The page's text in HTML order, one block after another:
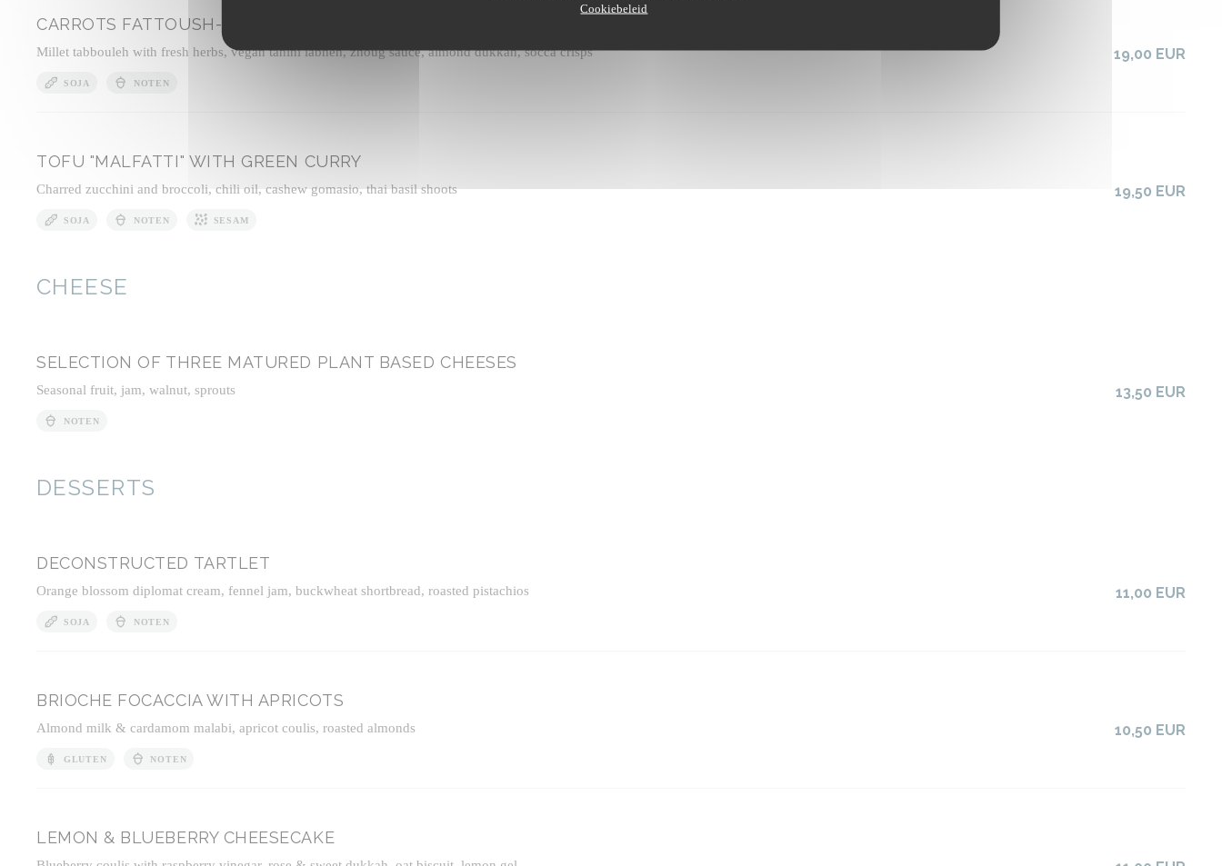
Cookiebeleid
CARROTS FATTOUSH-STYLE
Millet tabbouleh with fresh herbs, vegan tahini labneh, zhoug sauce, almond dukkah, socca crisps
SOJA NOTEN
19,00 EUR
TOFU "MALFATTI" WITH GREEN CURRY
Charred zucchini and broccoli, chili oil, cashew gomasio, thai basil shoots
SOJA NOTEN SESAM
19,50 EUR
CHEESE
SELECTION OF THREE MATURED PLANT BASED CHEESES
Seasonal fruit, jam, walnut, sprouts
NOTEN
13,50 EUR
DESSERTS
DECONSTRUCTED TARTLET
Orange blossom diplomat cream, fennel jam, buckwheat shortbread, roasted pistachios
SOJA NOTEN
11,00 EUR
BRIOCHE FOCACCIA WITH APRICOTS
Almond milk & cardamom malabi, apricot coulis, roasted almonds
GLUTEN NOTEN
10,50 EUR
LEMON & BLUEBERRY CHEESECAKE